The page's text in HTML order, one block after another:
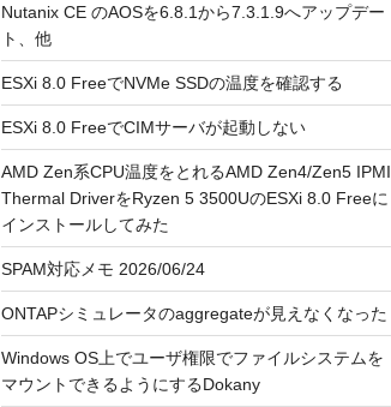
Nutanix CE のAOSを6.8.1から7.3.1.9へアップデー
ト、他
ESXi 8.0 FreeでNVMe SSDの温度を確認する
ESXi 8.0 FreeでCIMサーバが起動しない
AMD Zen系CPU温度をとれるAMD Zen4/Zen5 IPMI
Thermal DriverをRyzen 5 3500UのESXi 8.0 Freeに
インストールしてみた
SPAM対応メモ 2026/06/24
ONTAPシミュレータのaggregateが見えなくなった
Windows OS上でユーザ権限でファイルシステムを
マウントできるようにするDokany